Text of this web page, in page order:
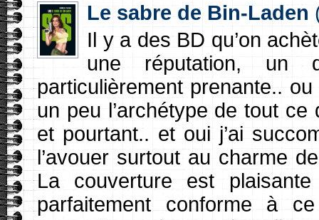
Le sabre de Bin-Laden
Il y a des BD qu’on
une réputation, un
particulièrement prenante..
un peu l’archétype de tout ce
et pourtant.. et oui j’ai
l’avouer surtout au charme
La couverture est
parfaitement conforme à